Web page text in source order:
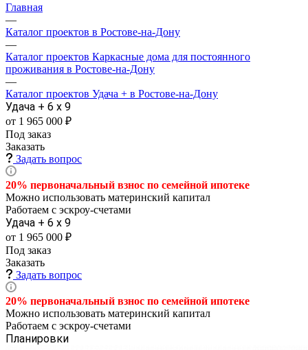
Главная
—
Каталог проектов в Ростове-на-Дону
—
Каталог проектов Каркасные дома для постоянного
проживания в Ростове-на-Дону
—
Каталог проектов Удача + в Ростове-на-Дону
Удача + 6 х 9
от 1 965 000 ₽
Под заказ
Заказать
Задать вопрос
20% первоначальный взнос по семейной ипотеке
Можно использовать материнский капитал
Работаем с эскроу-счетами
Удача + 6 х 9
от 1 965 000 ₽
Под заказ
Заказать
Задать вопрос
20% первоначальный взнос по семейной ипотеке
Можно использовать материнский капитал
Работаем с эскроу-счетами
Планировки